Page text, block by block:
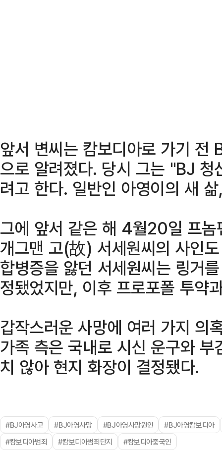
앞서 변씨는 캄보디아로 가기 전
으로 알려졌다. 당시 그는 "BJ 청
려고 한다. 일반인 아영이의 새
그에 앞서 같은 해 4월20일 프
개그맨 고(故) 서세원씨의 사인
합병증을 앓던 서세원씨는 링거
정됐었지만, 이후 프로포폴 투약
갑작스러운 사망에 여러 가지 의
가족 측은 국내로 시신 운구와
치 않아 현지 화장이 결정됐다.
#BJ아영사고 #BJ아영사망 #BJ아영사망원인
#BJ아영캄보디아
#캄보디아범죄
#캄보디아범죄단지 #캄보디아중국인